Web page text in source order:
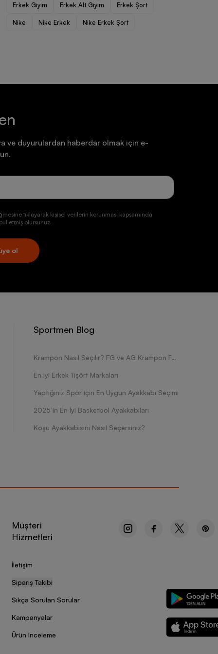
Ayakkabı
7.199,90 TL
Erkek Giyim Erkek Alt Giyim Erkek Şort
Nike Nike Erkek Nike Erkek Şort
ve duyurulardan haberdar olmak için e-
tıklayarak kişisel verilerin korunması kapsamında
etmiş olursunuz.
ol
Sportmen Blog
Krampon Nasıl Seçilir? FG ve AG Krampon Farkları Nelerdir?
En İyi Erkek Tişört Markaları
Yaptığınız Spor için En Uygun Ayakkabı Seçimi
2025’in En İyi Basketbol Ayakkabıları
Koşu Ayakkabısını Nasıl Seçersiniz?
Müşteri
Hizmetleri
İletişim
Sipariş Takibi
Sıkça Sorulan Sorular
Kampanyalar
Ürün İnceleme